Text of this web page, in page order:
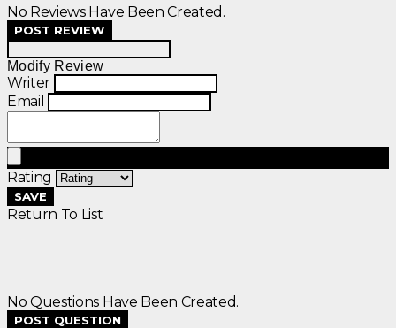
No Reviews Have Been Created.
POST REVIEW
Modify Review
Writer
Email
Rating
SAVE
Return To List
No Questions Have Been Created.
POST QUESTION